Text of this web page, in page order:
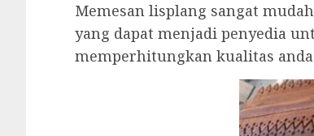
Memesan lisplang sangat
yang dapat menjadi penyedia
memperhitungkan kualitas